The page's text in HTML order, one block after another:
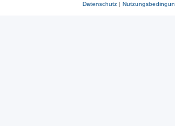
Datenschutz|